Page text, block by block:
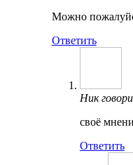
Можно
Ответить
Ник
своё
Ответить